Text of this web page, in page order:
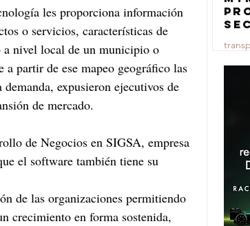
les proporciona información
o servicios, características de
a nivel local de un municipio o
partir de ese mapeo geográfico las
expusieron ejecutivos de
de mercado.
de Negocios en SIGSA, empresa
el software también tiene su
de las organizaciones permitiendo
crecimiento en forma sostenida,